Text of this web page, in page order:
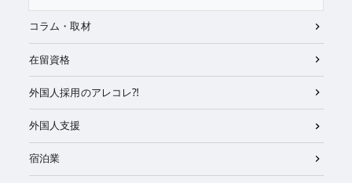
コラム・取材
在留資格
外国人採用のアレコレ⁈
外国人支援
宿泊業